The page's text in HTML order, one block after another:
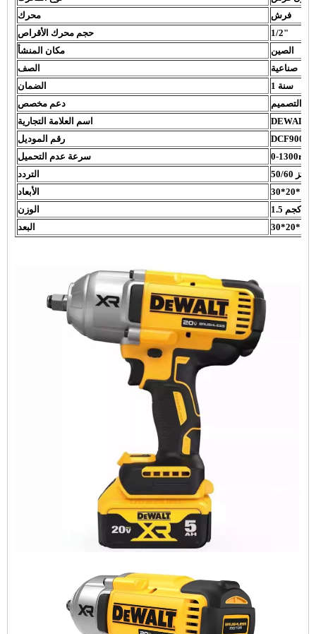
محرك
فرش
حجم محرك الأقراص
1/2"
مكان المنشأ
الصين
الصف
صناعية
الضمان
1 سنة
دعم مخصص
التصميم
اسم العلامة التجارية
DEWALT
رقم الموديل
DCF900NT
سرعة عدم التحميل
التردد
50/60 هرتز
الأبعاد
الوزن
1.5 كجم
البعد